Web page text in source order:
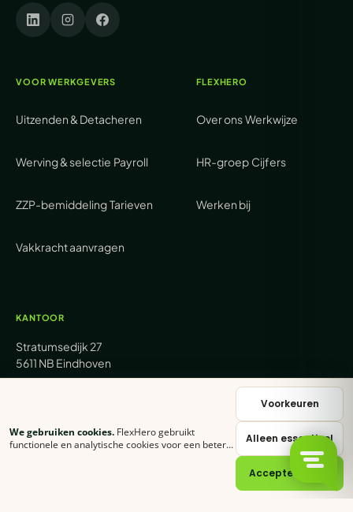
VOOR WERKGEVERS
Uitzenden & Detacheren
Werving & selectie Payroll
ZZP-bemiddelingTarieven
Vakkracht aanvragen
FLEXHERO
Over onsWerkwijze
HR-groep Cijfers
Werken bij
KANTOOR
Stratumsedijk 27
5611 NB Eindhoven
sales@flexhero.com
We gebruiken cookies. FlexHero gebruikt
functionele en analytische cookies voor een betere
Voorkeuren
Alleen essentieel
Accepteer alles